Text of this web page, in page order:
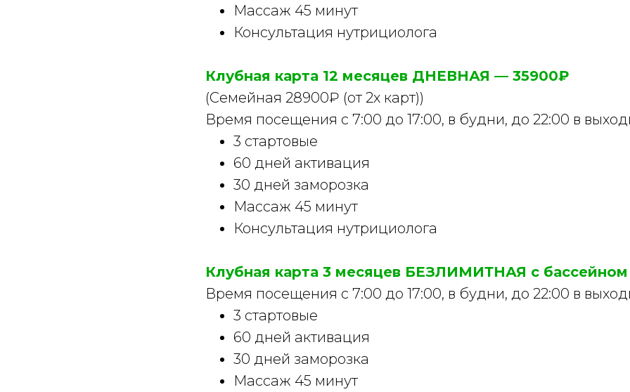
Массаж 45 минут
Консультация нутрициолога
Клубная карта 12 месяцев ДНЕВНАЯ — 35900₽
(Семейная 28900₽ (от 2х карт))
Время посещения с 7:00 до 17:00, в будни, до 22:00 в
3 стартовые
60 дней активация
30 дней заморозка
Массаж 45 минут
Консультация нутрициолога
Клубная карта 3 месяцев БЕЗЛИМИТНАЯ с
Время посещения с 7:00 до 17:00, в будни, до 22:00 в
3 стартовые
60 дней активация
30 дней заморозка
Массаж 45 минут